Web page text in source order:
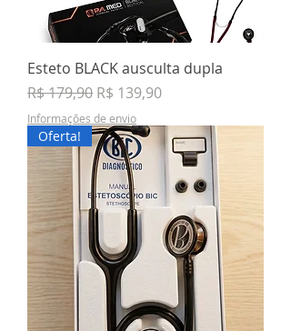
Esteto BLACK ausculta dupla
Preço normal
R$ 179,90 Preço promocional
R$ 139,90
Informações de envio
Oferta!